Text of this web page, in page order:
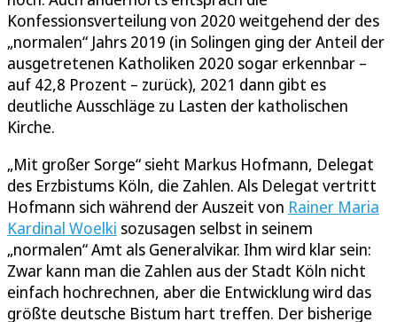
Konfessionsverteilung von 2020 weitgehend der des
„normalen“ Jahrs 2019 (in Solingen ging der Anteil der
ausgetretenen Katholiken 2020 sogar erkennbar –
auf 42,8 Prozent – zurück), 2021 dann gibt es
deutliche Ausschläge zu Lasten der katholischen
Kirche.
„Mit großer Sorge“ sieht Markus Hofmann, Delegat
des Erzbistums Köln, die Zahlen. Als Delegat vertritt
Hofmann sich während der Auszeit von Rainer Maria
Kardinal Woelki sozusagen selbst in seinem
„normalen“ Amt als Generalvikar. Ihm wird klar sein:
Zwar kann man die Zahlen aus der Stadt Köln nicht
einfach hochrechnen, aber die Entwicklung wird das
größte deutsche Bistum hart treffen. Der bisherige